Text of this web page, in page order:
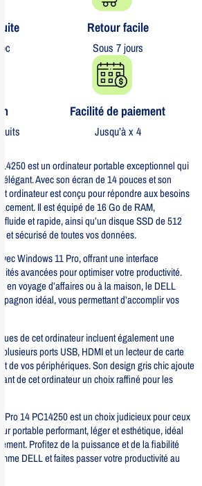
Retour facile​
Sous 7 jours
Facilité de paiement
Jusqu’à x 4
est un ordinateur portable exceptionnel qui
élégant. Avec son écran de 14 pouces et son
ordinateur est conçu pour répondre aux besoins
Il est équipé de 16 Go de RAM,
fluide et rapide, ainsi qu’un disque SSD de 512
et sécurisé de toutes vos données.
Windows 11 Pro, offrant une interface
avancées pour optimiser votre productivité.
en voyage d’affaires ou à la maison, le DELL
idéal, vous permettant d’accomplir vos
de cet ordinateur incluent également une
plusieurs ports USB, HDMI et un lecteur de carte
de vos périphériques. Son design gris chic ajoute
de cet ordinateur un choix raffiné pour les
Pro 14 PC14250 est un choix judicieux pour ceux
portable performant, léger et esthétique, idéal
Profitez de la puissance et de la fiabilité
DELL et faites passer votre productivité au